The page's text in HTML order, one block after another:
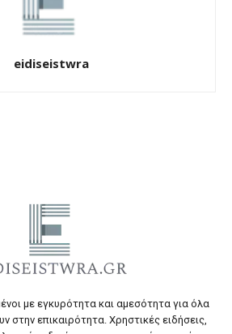
eidiseistwra
με εγκυρότητα και αμεσότητα για όλα
στην επικαιρότητα. Χρηστικές ειδήσεις,